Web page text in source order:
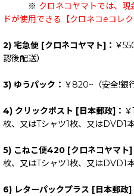
※ クロネコヤマトでは、
ドが使用できる【クロネコeコレ
2) 宅急便 [クロネコヤマト]： ￥
認後配送）
3) ゆうパック： ￥820~（安全!銀
4) クリックポスト [日本郵政]：
枚、又はTシャツ1枚、又はDVD1
5) こねこ便420 [クロネコヤマト]
枚、又はTシャツ1枚、又はDVD1
6) レターパックプラス [日本郵政]